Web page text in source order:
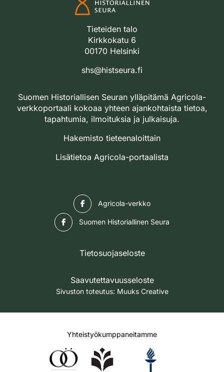
Tieteiden talo
Kirkkokatu 6
00170 Helsinki
shs@histseura.fi
Suomen Historiallisen Seuran ylläpitämä Agricola-
verkkoportaali kokoaa yhteen ajankohtaista tietoa,
tapahtumia, ilmoituksia ja julkaisuja.
Hakemisto tieteenaloittain
Lisätietoa Agricola-portaalista
Agricola-verkko
Suomen Historiallinen Seura
Tietosuojaseloste
Saavutettavuusseloste
Sivuston toteutus: Muuks Creative
Yhteistyökumppaneitamme